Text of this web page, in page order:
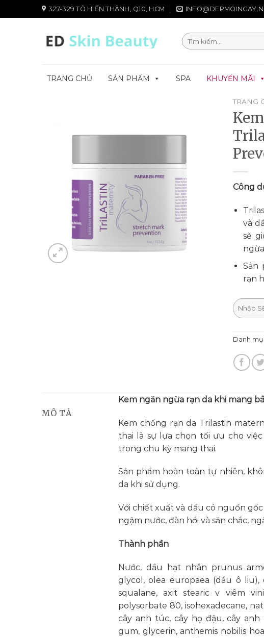
đến
327-329 TÔ HIẾN THÀNH, Q10, HCM
Tìm
kiếm:
TRANG CHỦ SẢN PHẨM SPA KHUYẾN MÃI
TRANG
Công
và
sẽ
Sản
rạn
Danh
MÔ TẢ
Kem ngăn ngừa rạn da khi mang
Kem chống rạn da Trilastin
thai là sự lựa chọn tối ưu cho
trong chu kỳ mang thai.
Sản phẩm hoàn toàn tự nhiên,
da khi sử dụng.
Với chiết xuất và dầu có nguồn
ngậm nước, đàn hồi và săn chắc,
Thành phần
Nước, dầu hạt nhân prunus
glycol, olea europaea (dầu ô
squalane, axit stearic v viêm
polysorbate 80, isohexadecane,
cây anh túc, cây họ đậu, cây
gum, glycerin, anthemis nobilis